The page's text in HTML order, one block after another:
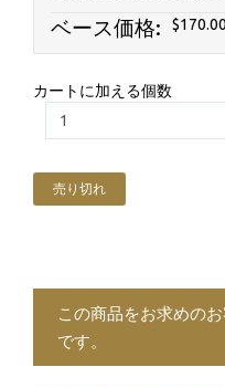
ベース価格: $170.00
カートに加える個数
売り切れ
この商品をお求めの
です。